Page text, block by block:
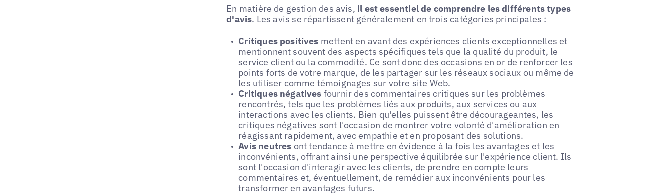
En matière de gestion des avis, il est essentiel de comprendre les différents types
d'avis. Les avis se répartissent généralement en trois catégories principales :
Critiques positives mettent en avant des expériences clients exceptionnelles et
mentionnent souvent des aspects spécifiques tels que la qualité du produit, le
service client ou la commodité. Ce sont donc des occasions en or de renforcer les
points forts de votre marque, de les partager sur les réseaux sociaux ou même de
les utiliser comme témoignages sur votre site Web.
Critiques négatives fournir des commentaires critiques sur les problèmes
rencontrés, tels que les problèmes liés aux produits, aux services ou aux
interactions avec les clients. Bien qu'elles puissent être décourageantes, les
critiques négatives sont l'occasion de montrer votre volonté d'amélioration en
réagissant rapidement, avec empathie et en proposant des solutions.
Avis neutres ont tendance à mettre en évidence à la fois les avantages et les
inconvénients, offrant ainsi une perspective équilibrée sur l'expérience client. Ils
sont l'occasion d'interagir avec les clients, de prendre en compte leurs
commentaires et, éventuellement, de remédier aux inconvénients pour les
transformer en avantages futurs.